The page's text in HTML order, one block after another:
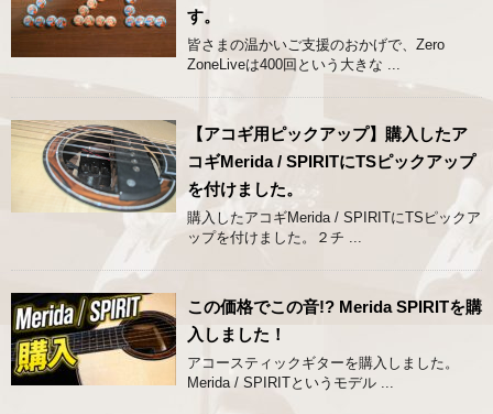
す。
皆さまの温かいご支援のおかげで、Zero
ZoneLiveは400回という大きな ...
【アコギ用ピックアップ】購入したア
コギMerida / SPIRITにTSピックアップ
を付けました。
購入したアコギMerida / SPIRITにTSピックア
ップを付けました。２チ ...
この価格でこの音!? Merida SPIRITを購
入しました！
アコースティックギターを購入しました。
Merida / SPIRITというモデル ...